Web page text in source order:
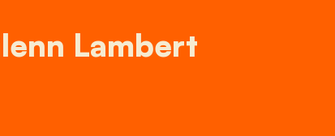
Lambert